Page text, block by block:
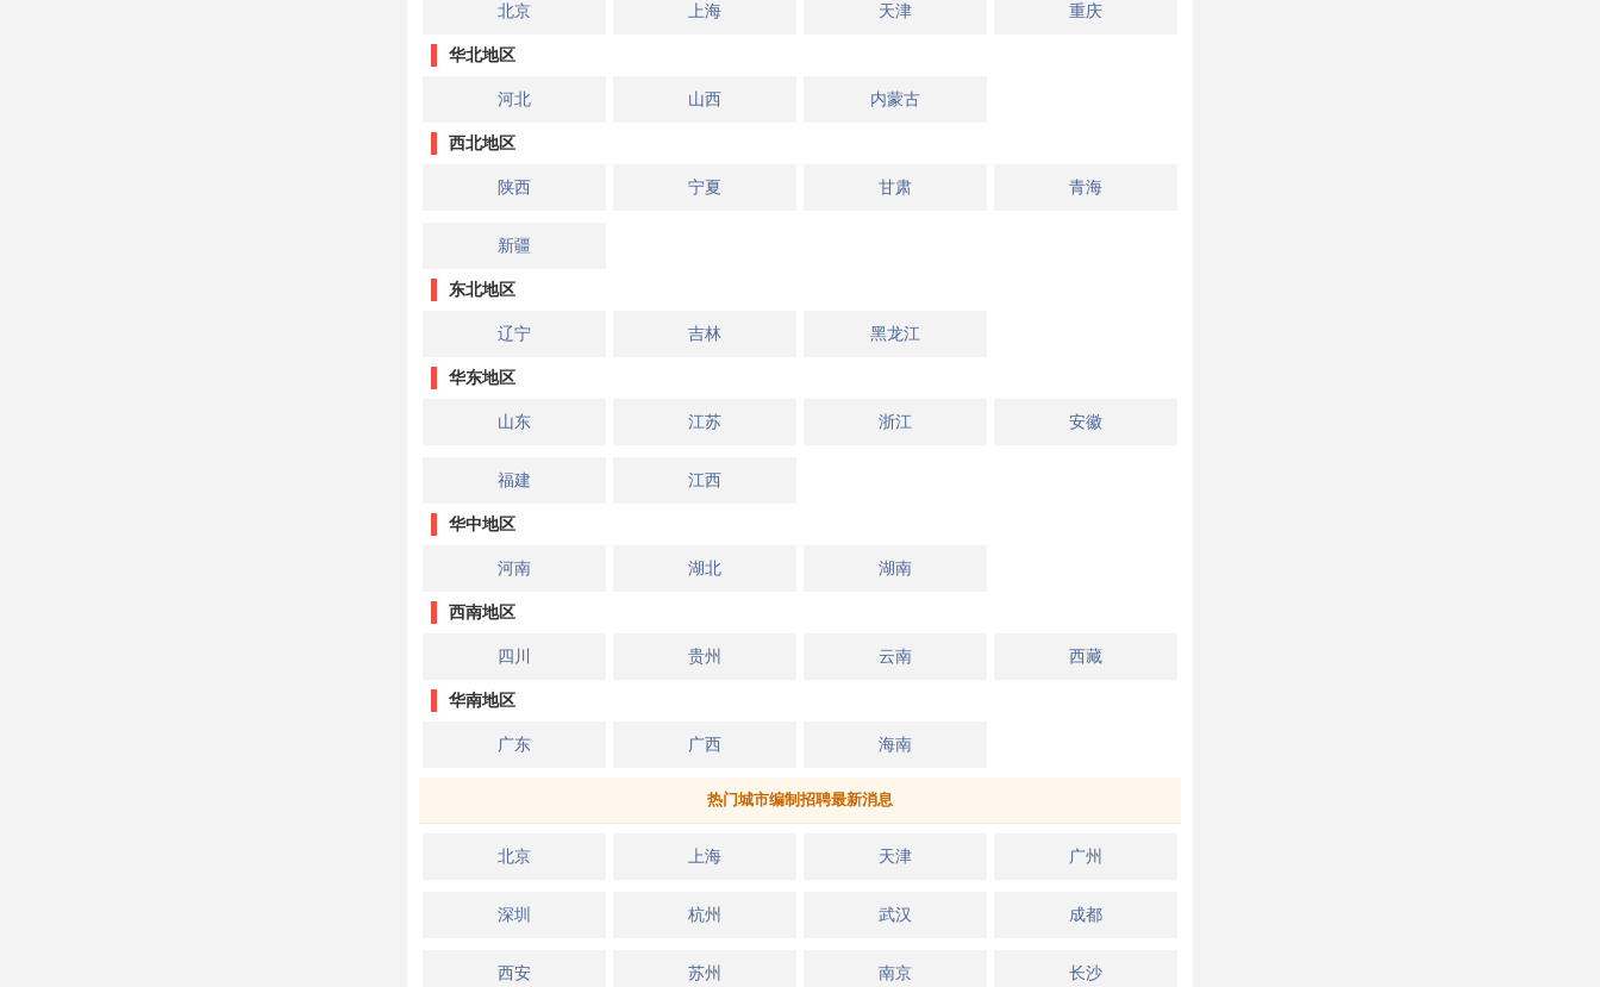
北京 上海 天津 重庆
华北地区
河北 山西 内蒙古
西北地区
陕西 宁夏 甘肃 青海
新疆
东北地区
辽宁 吉林 黑龙江
华东地区
山东 江苏 浙江 安徽
福建 江西
华中地区
河南 湖北 湖南
西南地区
四川 贵州 云南 西藏
华南地区
广东 广西 海南
热门城市编制招聘最新消息
北京 上海 天津 广州
深圳 杭州 武汉 成都
西安 苏州 南京 长沙